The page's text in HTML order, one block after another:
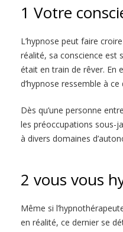
1 Votre
L’hypnose peut faire
réalité, sa conscience est
était en train de rêver. En
d’hypnose ressemble à
Dès qu’une personne
les préoccupations sous-
à divers domaines
2 vous vous
Même si
en réalité, ce dernier se